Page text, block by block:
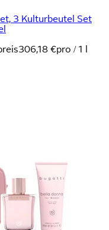
3 Kulturbeutel Set
306,18 €pro / 1 l